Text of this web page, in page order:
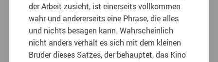
der Arbeit zusieht, ist einerseits vollkommen
wahr und andererseits eine Phrase, die alles
und nichts besagen kann. Wahrscheinlich
nicht anders verhält es sich mit dem kleinen
Bruder dieses Satzes, der behauptet, das Kino